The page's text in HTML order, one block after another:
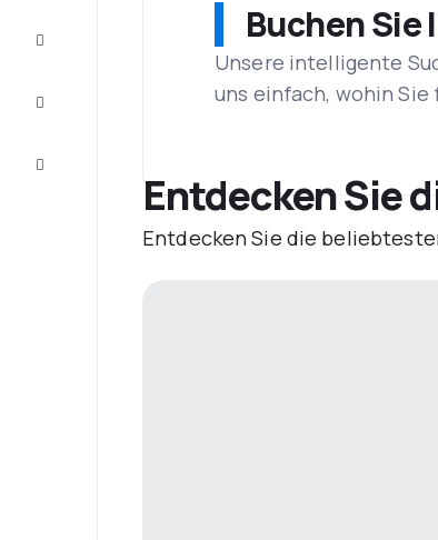
Buchen Sie
Unsere intelligente
uns einfach, wohin Sie
Entdecken Sie
Entdecken Sie die